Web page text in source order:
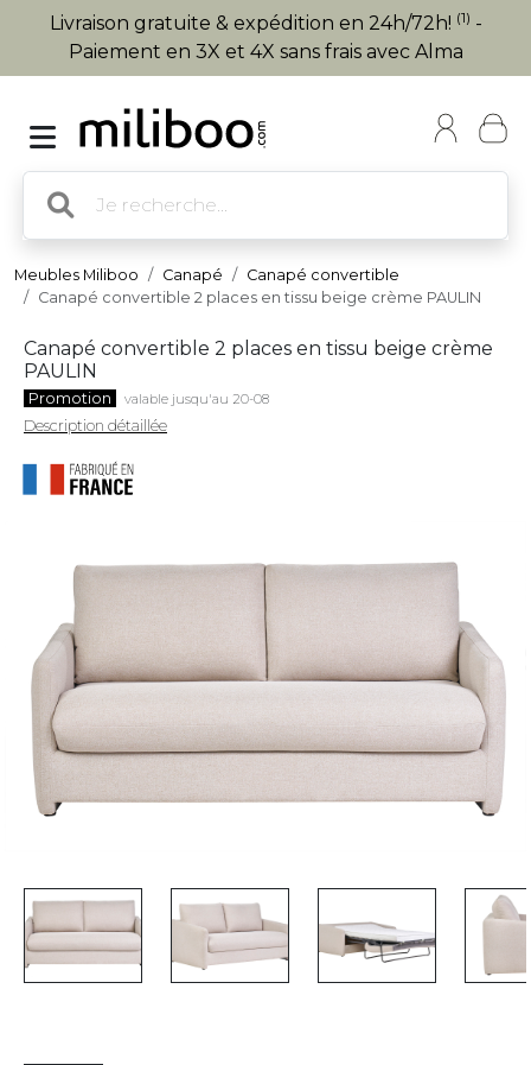
Livraison gratuite & expédition en 24h/72h! (1) -
Paiement en 3X et 4X sans frais avec Alma
Meubles Miliboo Canapé
Canapé convertible
Canapé convertible 2 places en tissu beige crème PAULIN
Canapé convertible 2 places en tissu beige crème
PAULIN
Promotion valable jusqu'au 20-08
Description détaillée